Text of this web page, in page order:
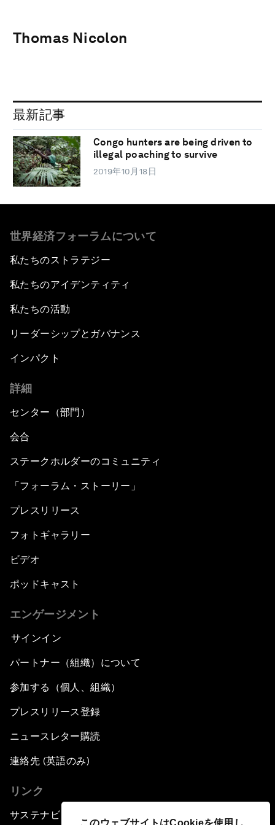
このウェブサイトはCookieを使用し
Thomas Nicolon
最新記事
Congo hunters are being driven to
illegal poaching to survive
2019年10月18日
世界経済フォーラムについて
私たちのストラテジー
私たちのアイデンティティ
私たちの活動
リーダーシップとガバナンス
インパクト
詳細
センター（部門）
会合
ステークホルダーのコミュニティ
「フォーラム・ストーリー」
プレスリリース
フォトギャラリー
ビデオ
ポッドキャスト
エンゲージメント
サインイン
パートナー（組織）について
参加する（個人、組織）
プレスリリース登録
ニュースレター購読
連絡先 (英語のみ)
リンク
サステナビリティへの取り組み